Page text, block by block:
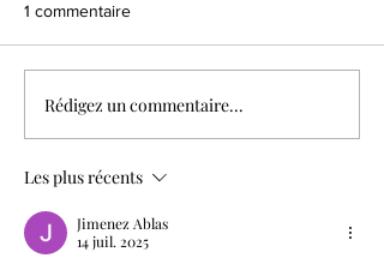
1 commentaire
Rédigez un commentaire...
Les plus récents
Jimenez Ablas
14 juil. 2025